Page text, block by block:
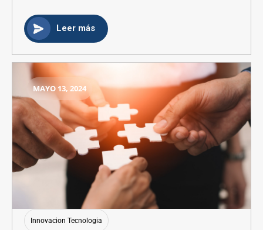
Leer más
MAYO 13, 2024
Innovacion Tecnologia